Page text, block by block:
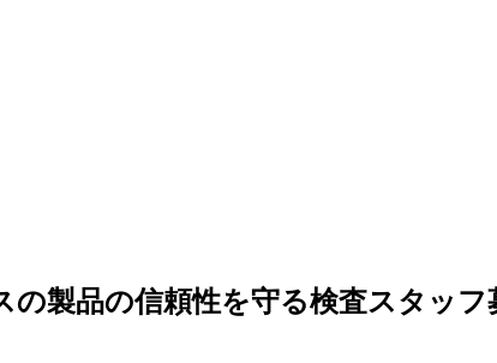
の製品の信頼性を守る検査スタッフ